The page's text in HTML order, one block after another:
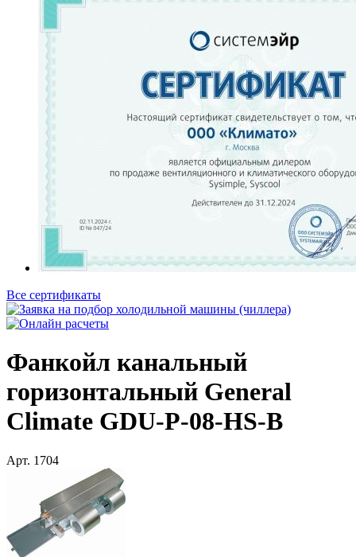
Все сертификаты
Фанкойл канальный
горизонтальный General
Climate GDU-P-08-HS-B
Арт. 1704